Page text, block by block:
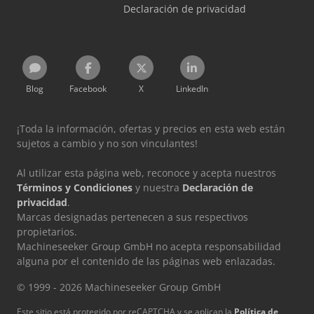
Declaración de privacidad
Blog Facebook X LinkedIn
¡Toda la información, ofertas y precios en esta web están
sujetos a cambio y no son vinculantes!
Al utilizar esta página web, reconoce y acepta nuestros
Términos y Condiciones y nuestra Declaración de
privacidad.
Marcas designadas pertenecen a sus respectivos
propietarios.
Machineseeker Group GmbH no acepta responsabilidad
alguna por el contenido de las páginas web enlazadas.
© 1999 - 2026 Machineseeker Group GmbH